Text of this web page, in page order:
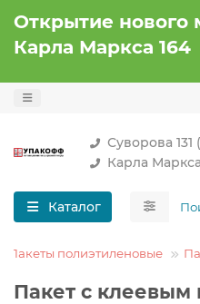
Открытие нового
Карла Маркса 164
Суворова 131
Карла Маркса
Каталог
Пакеты полиэтиленовые
Пакет с клеевым